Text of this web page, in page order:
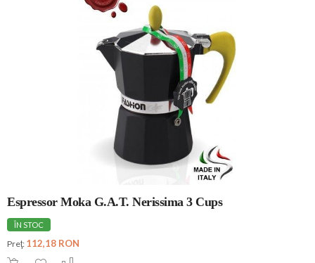
Espressor Moka G.A.T. Nerissima 3 Cups
ÎN STOC
Preţ: 112,18 RON